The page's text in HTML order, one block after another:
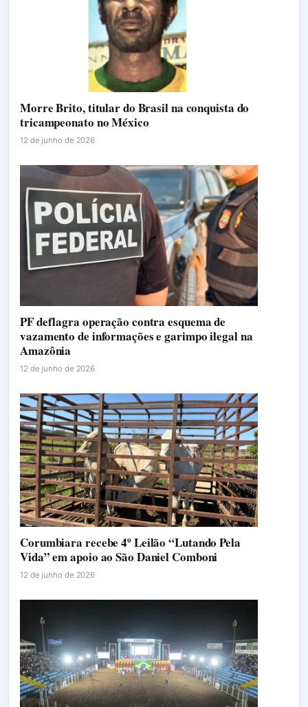
Morre Brito, titular do Brasil na conquista do
tricampeonato no México
12 de junho de 2026
PF deflagra operação contra esquema de
vazamento de informações e garimpo ilegal na
Amazônia
12 de junho de 2026
Corumbiara recebe 4º Leilão “Lutando Pela
Vida” em apoio ao São Daniel Comboni
12 de junho de 2026